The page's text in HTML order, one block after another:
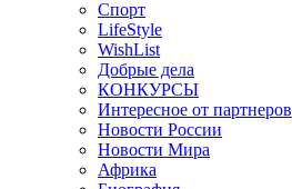
Спорт
LifeStyle
WishList
Добрые дела
КОНКУРСЫ
Интересное от партнеров
Новости России
Новости Мира
Африка